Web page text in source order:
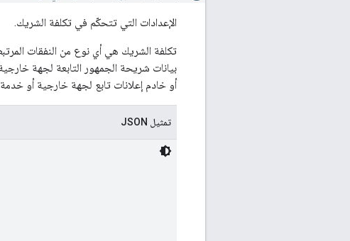
الإعدادات التي تتحكّم في تكلفة الشريك.
تكلفة الشريك هي أي نوع من النفقات
أو خادم إعلانات تابع لجهة خارجية أو
تمثيل JSON